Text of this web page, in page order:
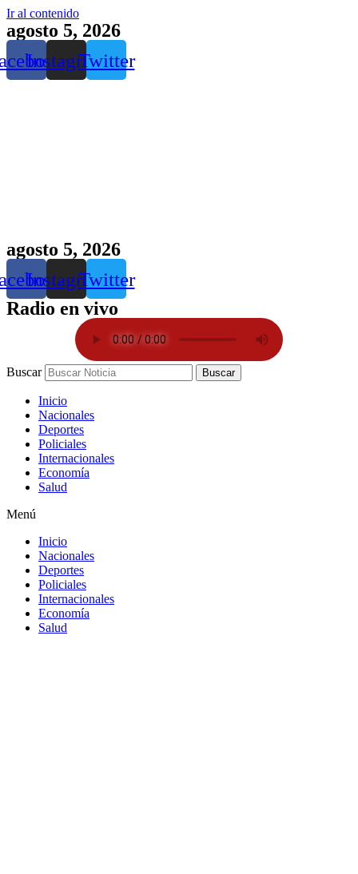
Ir al contenido
agosto 5, 2026
InstagramTwitter
agosto 5, 2026
InstagramTwitter
Radio en vivo
Buscar Buscar
Inicio
Nacionales
Deportes
Policiales
Internacionales
Economía
Salud
Menú
Inicio
Nacionales
Deportes
Policiales
Internacionales
Economía
Salud